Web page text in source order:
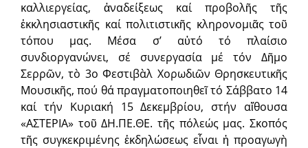
καλλιεργείας, ἀναδείξεως καί προβολῆς τῆς
ἐκκλησιαστικῆς καί πολιτιστικῆς κληρονομιᾶς τοῦ
τόπου μας. Μέσα σ’ αὐτό τό πλαίσιο
συνδιοργανώνει, σέ συνεργασία μέ τόν Δῆμο
Σερρῶν, τὸ 3ο Φεστιβὰλ Χορωδιῶν Θρησκευτικῆς
Μουσικῆς, πού θά πραγματοποιηθεῖ τό Σάββατο 14
καί τήν Κυριακή 15 Δεκεμβρίου, στήν αἴθουσα
«ΑΣΤΕΡΙΑ» τοῦ ΔΗ.ΠΕ.ΘΕ. τῆς πόλεώς μας. Σκοπός
τῆς συγκεκριμένης ἐκδηλώσεως εἶναι ἡ προαγωγὴ